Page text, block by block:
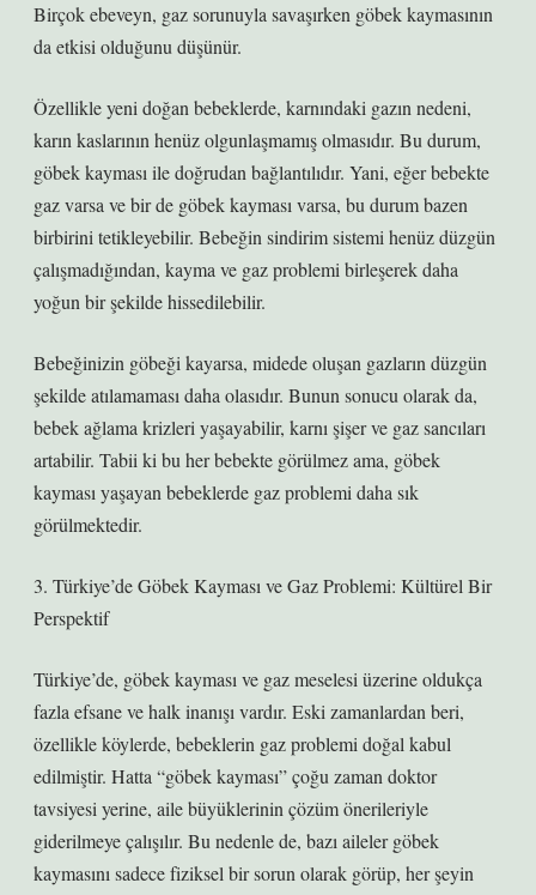
Birçok ebeveyn, gaz sorunuyla savaşırken göbek kaymasının
da etkisi olduğunu düşünür.
Özellikle yeni doğan bebeklerde, karnındaki gazın nedeni,
karın kaslarının henüz olgunlaşmamış olmasıdır. Bu durum,
göbek kayması ile doğrudan bağlantılıdır. Yani, eğer bebekte
gaz varsa ve bir de göbek kayması varsa, bu durum bazen
birbirini tetikleyebilir. Bebeğin sindirim sistemi henüz düzgün
çalışmadığından, kayma ve gaz problemi birleşerek daha
yoğun bir şekilde hissedilebilir.
Bebeğinizin göbeği kayarsa, midede oluşan gazların düzgün
şekilde atılamaması daha olasıdır. Bunun sonucu olarak da,
bebek ağlama krizleri yaşayabilir, karnı şişer ve gaz sancıları
artabilir. Tabii ki bu her bebekte görülmez ama, göbek
kayması yaşayan bebeklerde gaz problemi daha sık
görülmektedir.
3. Türkiye’de Göbek Kayması ve Gaz Problemi: Kültürel Bir
Perspektif
Türkiye’de, göbek kayması ve gaz meselesi üzerine oldukça
fazla efsane ve halk inanışı vardır. Eski zamanlardan beri,
özellikle köylerde, bebeklerin gaz problemi doğal kabul
edilmiştir. Hatta “göbek kayması” çoğu zaman doktor
tavsiyesi yerine, aile büyüklerinin çözüm önerileriyle
giderilmeye çalışılır. Bu nedenle de, bazı aileler göbek
kaymasını sadece fiziksel bir sorun olarak görüp, her şeyin